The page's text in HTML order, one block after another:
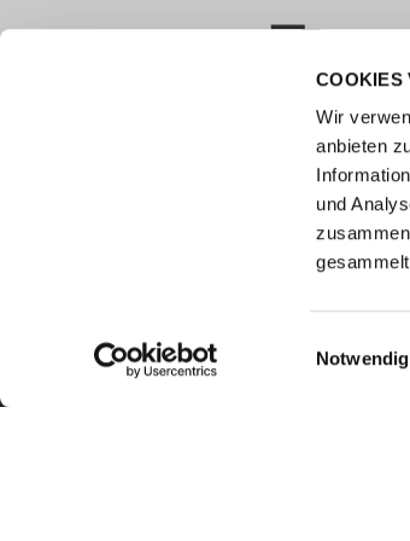
COOKIES
Wir
anbieten
und
Notwendig
Wie können wir helfen?
Instagram